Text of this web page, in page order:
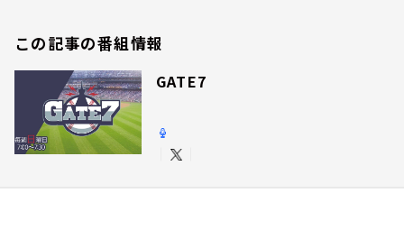
この記事の番組情報
GATE7